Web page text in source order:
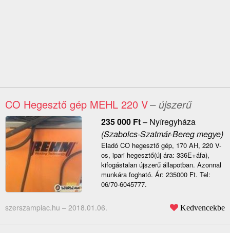
CO Hegesztő gép MEHL 220 V– újszerű
235 000 Ft– Nyíregyháza
(Szabolcs-Szatmár-Bereg megye)
Eladó CO hegesztő gép, 170 AH, 220 V-
os, ipari hegesztő(új ára: 336E+áfa),
kifogástalan újszerű állapotban. Azonnal
munkára fogható. Ár: 235000 Ft. Tel:
06/70-6045777.
szerszampiac.hu – 2018.01.06. Kedvencekbe